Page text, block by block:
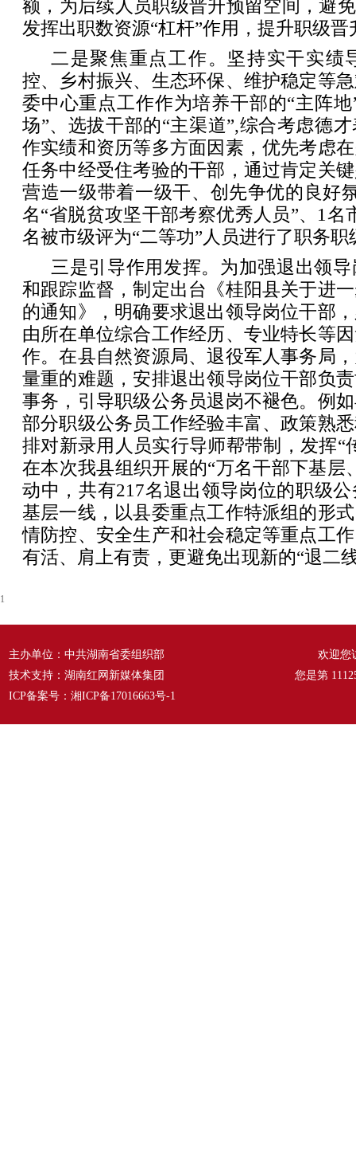
额，为后续人员职级晋升预留空间，避
发挥出职数资源“杠杆”作用，提升职级
二是聚焦重点工作。坚持实干实绩
控、乡村振兴、生态环保、维护稳定等
委中心重点工作作为培养干部的“主阵
场”、选拔干部的“主渠道”,综合考虑德
作实绩和资历等多方面因素，优先考虑
任务中经受住考验的干部，通过肯定关
营造一级带着一级干、创先争优的良好
名“省脱贫攻坚干部考察优秀人员”、1名
名被市级评为“二等功”人员进行了职务职
三是引导作用发挥。为加强退出领
和跟踪监督，制定出台《桂阳县关于进
的通知》，明确要求退出领导岗位干部
由所在单位综合工作经历、专业特长等
作。在县自然资源局、退役军人事务局
量重的难题，安排退出领导岗位干部负
事务，引导职级公务员退岗不褪色。例
部分职级公务员工作经验丰富、政策熟
排对新录用人员实行导师帮带制，发挥“
在本次我县组织开展的“万名干部下基层
动中，共有217名退出领导岗位的职级
基层一线，以县委重点工作特派组的形
情防控、安全生产和社会稳定等重点工
有活、肩上有责，更避免出现新的“退二
1
主办单位：中共湖南省委组织部
技术支持：湖南红网新媒体集团
ICP备案号： 湘ICP备17016663号-1
欢迎您
您是第